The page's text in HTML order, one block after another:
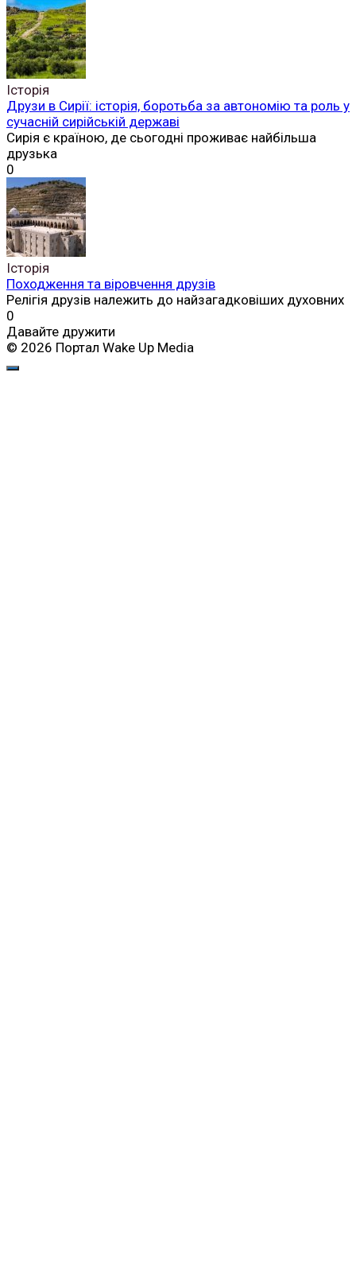
Історія
Друзи в Сирії: історія, боротьба за автономію та роль у
сучасній сирійській державі
Сирія є країною, де сьогодні проживає найбільша
друзька
0
Історія
Походження та віровчення друзів
Релігія друзів належить до найзагадковіших духовних
0
Давайте дружити
© 2026 Портал Wake Up Media